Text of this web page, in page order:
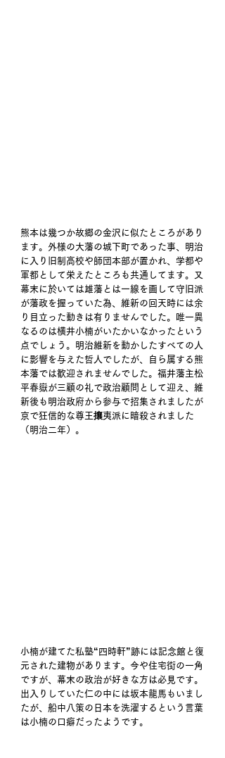
熊本は幾つか故郷の金沢に似たところがあり
ます。外様の大藩の城下町であった事、明治
に入り旧制高校や師団本部が置かれ、学都や
軍都として栄えたところも共通してます。又
幕末に於いては雄藩とは一線を画して守旧派
が藩政を握っていた為、維新の回天時には余
り目立った動きは有りませんでした。唯一異
なるのは横井小楠がいたかいなかったという
点でしょう。明治維新を動かしたすべての人
に影響を与えた哲人でしたが、自ら属する熊
本藩では歓迎されませんでした。福井藩主松
平春嶽が三顧の礼で政治顧問として迎え、維
新後も明治政府から参与で招集されましたが
京で狂信的な尊王攘夷派に暗殺されました
（明治二年）。
小楠が建てた私塾“四時軒”跡には記念館と復
元された建物があります。今や住宅街の一角
ですが、幕末の政治が好きな方は必見です。
出入りしていた仁の中には坂本龍馬もいまし
たが、船中八策の日本を洗濯するという言葉
は小楠の口癖だったようです。